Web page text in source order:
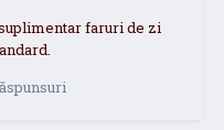
faruri de zi